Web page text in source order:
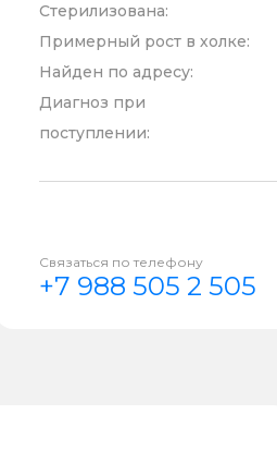
Стерилизована:
Примерный рост в холке:
Найден по адресу:
Диагноз при
поступлении:
Связаться по телефону
+7 988 505 2 505